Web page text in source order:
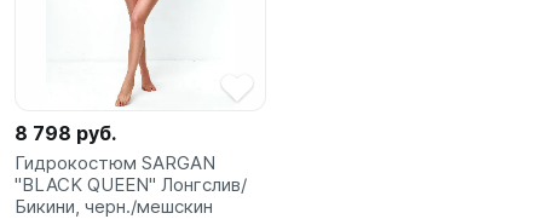
8 798 руб.
Гидрокостюм SARGAN
"BLACK QUEEN" Лонгслив/
Бикини, черн./мешскин